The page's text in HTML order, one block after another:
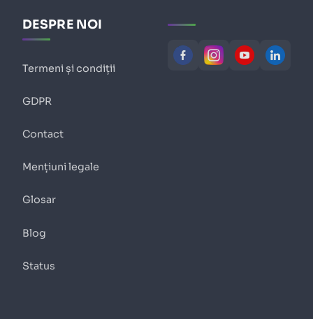
DESPRE NOI
Termeni și condiții
GDPR
Contact
Mențiuni legale
Glosar
Blog
Status